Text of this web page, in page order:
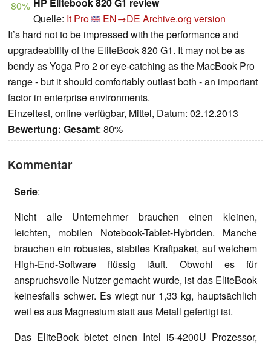
80% HP Elitebook 820 G1 review
Quelle: It Pro EN→DE Archive.org version
It’s hard not to be impressed with the performance and
upgradeability of the EliteBook 820 G1. It may not be as
bendy as Yoga Pro 2 or eye-catching as the MacBook Pro
range - but it should comfortably outlast both - an important
factor in enterprise environments.
Einzeltest, online verfügbar, Mittel, Datum: 02.12.2013
Bewertung: Gesamt: 80%
Kommentar
Serie:
Nicht alle Unternehmer brauchen einen kleinen,
leichten, mobilen Notebook-Tablet-Hybriden. Manche
brauchen ein robustes, stabiles Kraftpaket, auf welchem
High-End-Software flüssig läuft. Obwohl es für
anspruchsvolle Nutzer gemacht wurde, ist das EliteBook
keinesfalls schwer. Es wiegt nur 1,33 kg, hauptsächlich
weil es aus Magnesium statt aus Metall gefertigt ist.
Das EliteBook bietet einen Intel i5-4200U Prozessor,